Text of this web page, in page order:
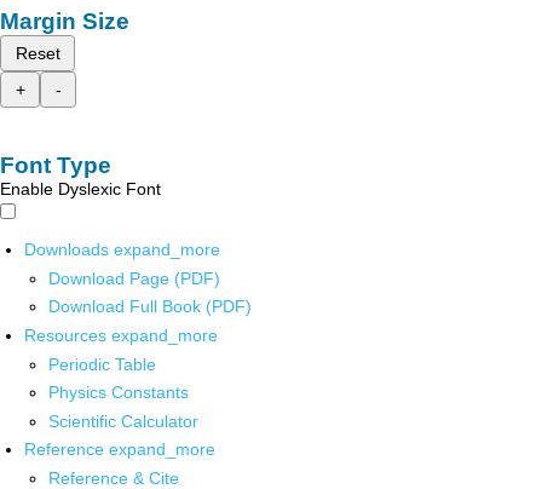
Margin Size
Reset
+
-
Font Type
Enable Dyslexic Font
Downloads expand_more
Download Page (PDF)
Download Full Book (PDF)
Resources expand_more
Periodic Table
Physics Constants
Scientific Calculator
Reference expand_more
Reference & Cite